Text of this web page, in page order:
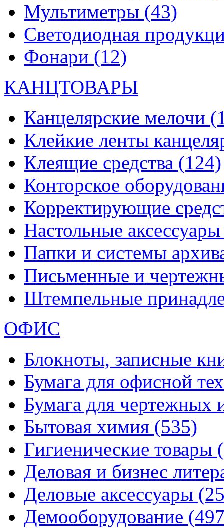
Мультиметры (43)
Светодиодная
Фонари (12)
КАНЦТОВАРЫ
Канцелярские мелочи
Клейкие ленты
Клеящие средства (124)
Конторское
Корректирующие
Настольные
Папки и системы
Письменные и
Штемпельные
ОФИС
Блокноты, записные
Бумага для офисной
Бумага для чертежных
Бытовая химия (535)
Гигиенические товары
Деловая и бизнес
Деловые аксессуары
Демооборудование